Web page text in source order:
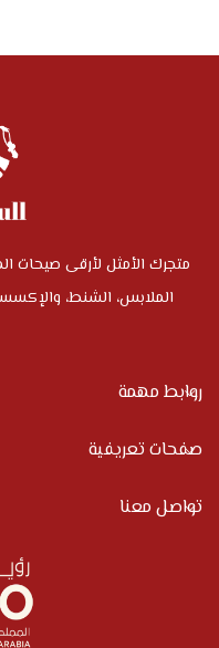
متجرك الأمثل لأرقى صيحات
الملابس، الشنط،
روابط مهمة
صفحات تعريفية
تواصل معنا